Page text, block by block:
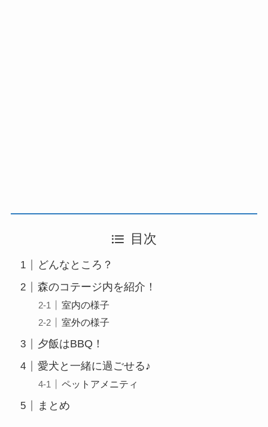
目次
どんなところ？
森のコテージ内を紹介！
室内の様子
室外の様子
夕飯はBBQ！
愛犬と一緒に過ごせる♪
ペットアメニティ
まとめ